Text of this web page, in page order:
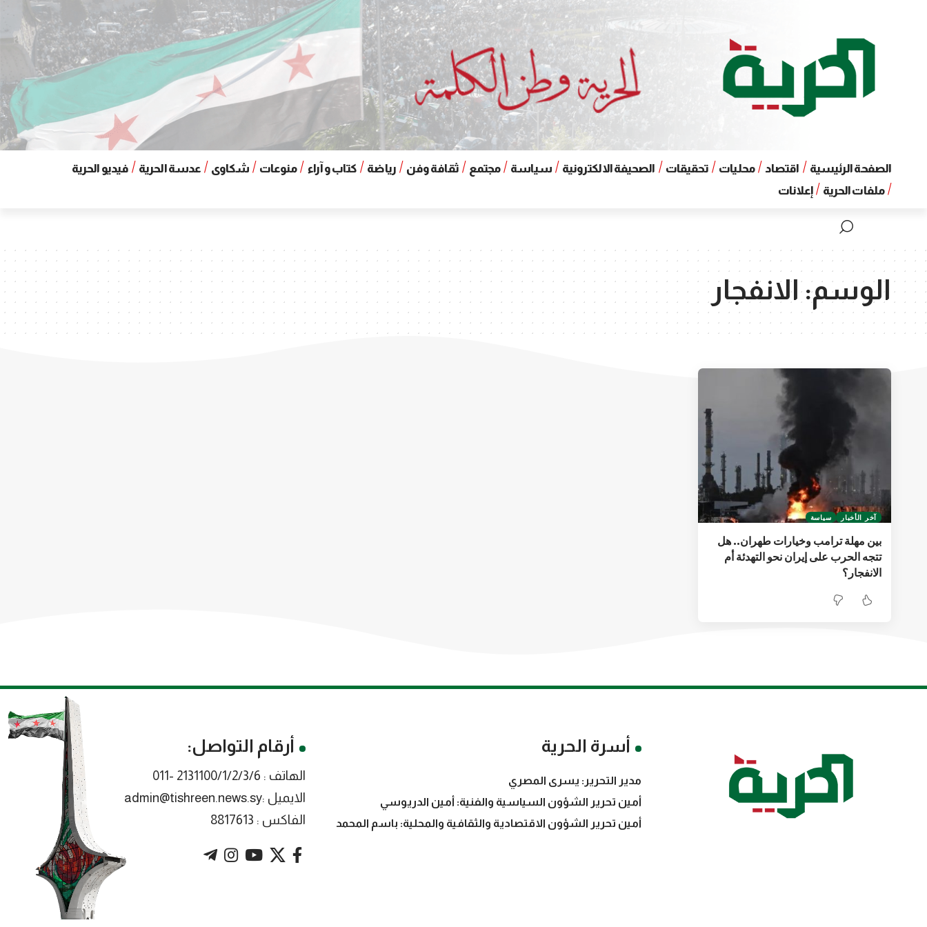
الصفحة الرئيسية اقتصاد محليات تحقيقات الصحيفة الالكترونية سياسة مجتمع ثقافة وفن رياضة كتاب و آراء منوعات شكاوى عدسة الحرية
فيديو الحرية
ملفات الحرية
إعلانات
الوسم:الانفجار
آخر الأخبار سياسة
بين مهلة ترامب وخيارات طهران.. هل
تتجه الحرب على إيران نحو التهدئة أم
الانفجار؟
أسرة الحرية
مدير التحرير: يسرى المصري
أمين تحرير الشؤون السياسية والفنية: أمين الدريوسي
أمين تحرير الشؤون الاقتصادية والثقافية والمحلية: باسم المحمد
أرقام التواصل:
الهاتف : 2131100/1/2/3/6 -011
الايميل :admin@tishreen.news.sy
الفاكس : 8817613